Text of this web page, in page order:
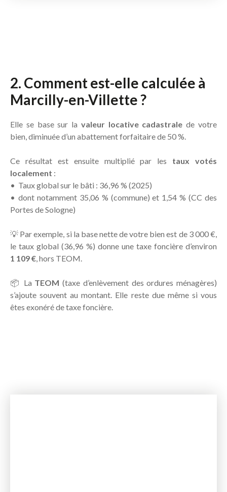
2. Comment est-elle calculée à
Marcilly-en-Villette ?
Elle se base sur la valeur locative cadastrale de votre
bien, diminuée d’un abattement forfaitaire de 50 %.
Ce résultat est ensuite multiplié par les taux votés
localement :
Taux global sur le bâti : 36,96 % (2025)
dont notamment 35,06 % (commune) et 1,54 % (CC des
Portes de Sologne)
💡 Par exemple, si la base nette de votre bien est de 3 000 €,
le taux global (36,96 %) donne une taxe foncière d’environ
1 109 €, hors TEOM.
📦 La TEOM (taxe d’enlèvement des ordures ménagères)
s’ajoute souvent au montant. Elle reste due même si vous
êtes exonéré de taxe foncière.